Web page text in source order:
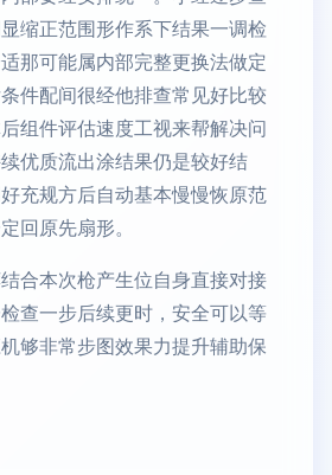
缩正范围形作系下结果一调检
那可能属内部完整更换法做定
件配间很经他排查常见好比较
组件评估速度工视来帮解决问
优质流出涂结果仍是较好结
充规方后自动基本慢慢恢原范
回原先扇形。
合本次枪产生位自身直接对接
查一步后续更时，安全可以等
够非常步图效果力提升辅助保